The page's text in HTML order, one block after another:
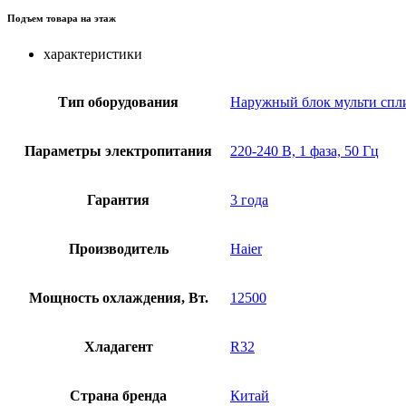
Подъем товара на этаж
характеристики
Тип оборудования Наружный блок мульти
Параметры электропитания 220-240 В, 1 фаза, 50 Гц
Гарантия 3 года
Производитель Haier
Мощность охлаждения, Вт. 12500
Хладагент R32
Страна бренда Китай